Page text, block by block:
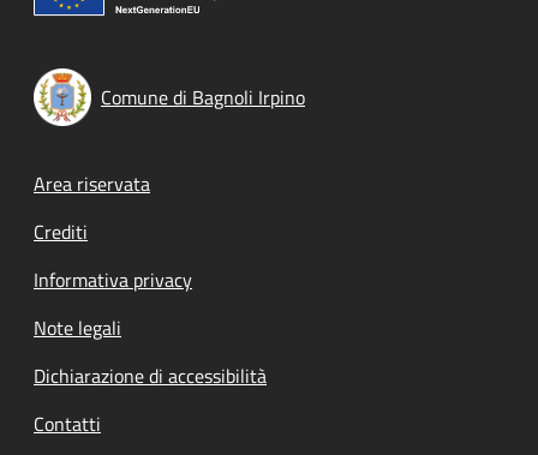
Comune di Bagnoli Irpino
Footer menu
Area riservata
Crediti
Informativa privacy
Note legali
Dichiarazione di accessibilità
Contatti